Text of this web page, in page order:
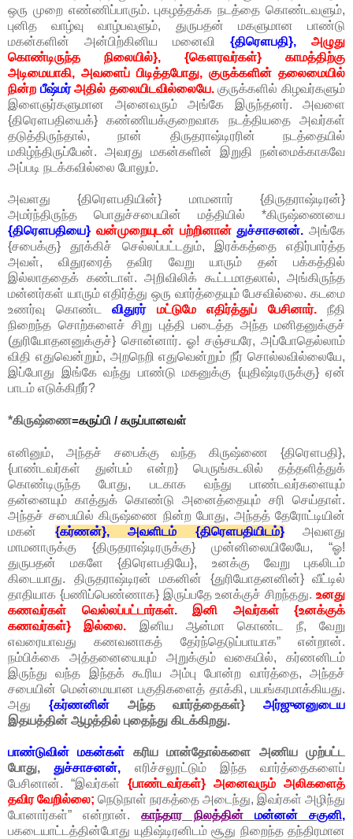
ஒரு முறை எண்ணிப்பாரும். புகழத்தக்க நடத்தை கொண்டவளும்,
புனித வாழ்வு வாழ்பவளும், துருபதன் மகளுமான பாண்டு
மகன்களின் அன்பிற்கினிய மனைவி {திரௌபதி}, அழுது
கொண்டிருந்த நிலையில்}, {கௌரவர்கள்} காமத்திற்கு
அடிமையாகி, அவளைப் பிடித்தபோது, குருக்களின் தலைமையில்
நின்ற பீஷ்மர்அதில் தலையிடவில்லையே.குருக்களில் கிழவர்களும்
இளைஞர்களுமான அனைவரும் அங்கே இருந்தனர். அவளை
{திரௌபதியைக்} கண்ணியக்குறைவாக நடத்தியதை அவர்கள்
தடுத்திருந்தால், நான் திருதராஷ்டிரரின் நடத்தையில்
மகிழ்ந்திருப்பேன். அவரது மகன்களின் இறுதி நன்மைக்காகவே
அப்படி நடக்கவில்லை போலும்.
அவளது {திரௌபதியின்} மாமனார் {திருதராஷ்டிரன்}
அமர்ந்திருந்த பொதுச்சபையின் மத்தியில் *கிருஷ்ணையை
{திரௌபதியை} வன்முறையுடன் பற்றினான்துச்சாசனன். அங்கே
{சபைக்கு} தூக்கிச் செல்லப்பட்டதும், இரக்கத்தை எதிர்பார்த்த
அவள், விதுரரைத் தவிர வேறு யாரும் தன் பக்கத்தில்
இல்லாததைக் கண்டாள். அறிவிலிக் கூட்டமாதலால், அங்கிருந்த
மன்னர்கள் யாரும் எதிர்த்து ஒரு வார்த்தையும் பேசவில்லை. கடமை
உணர்வு கொண்ட விதுரர்மட்டுமே எதிர்த்துப் பேசினார். நீதி
நிறைந்த சொற்களைச் சிறு புத்தி படைத்த அந்த மனிதனுக்குச்
(துரியோதனனுக்குச்} சொன்னார். ஓ! சஞ்சயரே, அப்போதெல்லாம்
விதி எதுவென்றும், அறநெறி எதுவென்றும் நீர் சொல்லவில்லையே,
இப்போது இங்கே வந்து பாண்டு மகனுக்கு {யுதிஷ்டிரருக்கு} ஏன்
பாடம் எடுக்கிறீர்?
*கிருஷ்ணை=கருப்பி / கருப்பானவள்
எனினும், அந்தச் சபைக்கு வந்த கிருஷ்ணை {திரௌபதி},
{பாண்டவர்கள் துன்பம் என்ற} பெருங்கடலில் தத்தளித்துக்
கொண்டிருந்த போது, படகாக வந்து பாண்டவர்களையும்
தன்னையும் காத்துக் கொண்டு அனைத்தையும் சரி செய்தாள்.
அந்தச் சபையில் கிருஷ்ணை நின்ற போது, அந்தத் தேரோட்டியின்
மகன் {கர்ணன்}, அவளிடம் {திரௌபதியிடம்}
அவளது
மாமனாருக்கு {திருதராஷ்டிரருக்கு} முன்னிலையிலேயே,
“ஓ!
துருபதன் மகளே {திரௌபதியே}, உனக்கு வேறு புகலிடம்
கிடையாது. திருதராஷ்டிரன் மகனின் {துரியோதனனின்} வீட்டில்
தாதியாக {பணிப்பெண்ணாக} இருப்பதே உனக்குச் சிறந்தது. உனது
கணவர்கள் வெல்லப்பட்டார்கள். இனி அவர்கள் {உனக்குக்
கணவர்கள்} இல்லை. இனிய ஆன்மா கொண்ட நீ, வேறு
எவரையாவது கணவனாகத் தேர்ந்தெடுப்பாயாக” என்றான்.
நம்பிக்கை அத்தனையையும் அறுக்கும் வகையில், கர்ணனிடம்
இருந்து வந்த இந்தக் கூரிய அம்பு போன்ற வார்த்தை, அந்தச்
சபையின் மென்மையான பகுதிகளைத் தாக்கி, பயங்கரமாக்கியது.
அது {கர்ணனின்அந்த வார்த்தைகள்} அர்ஜுனனுடைய
இதயத்தின் ஆழத்தில் புதைந்து கிடக்கிறது.
பாண்டுவின் மகன்கள் கரிய மான்தோல்களை அணிய முற்பட்ட
போது,துச்சாசனன், எரிச்சலூட்டும் இந்த வார்த்தைகளைப்
பேசினான். “இவர்கள் {பாண்டவர்கள்} அனைவரும் அலிகளைத்
தவிர வேறில்லை; நெடுநாள் நரகத்தை அடைந்து, இவர்கள் அழிந்து
போனார்கள்” என்றான்.காந்தார நிலத்தின் மன்னன் சகுனி,
பகடையாட்டத்தின்போது யுதிஷ்டிரனிடம் சூது நிறைந்த தந்திரமான